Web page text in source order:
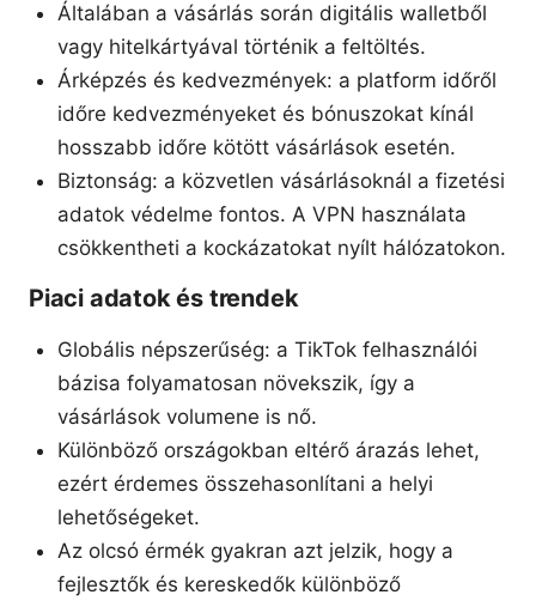
Általában a vásárlás során digitális walletből
vagy hitelkártyával történik a feltöltés.
Árképzés és kedvezmények: a platform időről
időre kedvezményeket és bónuszokat kínál
hosszabb időre kötött vásárlások esetén.
Biztonság: a közvetlen vásárlásoknál a fizetési
adatok védelme fontos. A VPN használata
csökkentheti a kockázatokat nyílt hálózatokon.
Piaci adatok és trendek
Globális népszerűség: a TikTok felhasználói
bázisa folyamatosan növekszik, így a
vásárlások volumene is nő.
Különböző országokban eltérő árazás lehet,
ezért érdemes összehasonlítani a helyi
lehetőségeket.
Az olcsó érmék gyakran azt jelzik, hogy a
fejlesztők és kereskedők különböző